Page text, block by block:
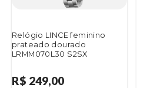
Relógio LINCE feminino
prateado dourado
LRMM070L30 S2SX
R$ 249,00